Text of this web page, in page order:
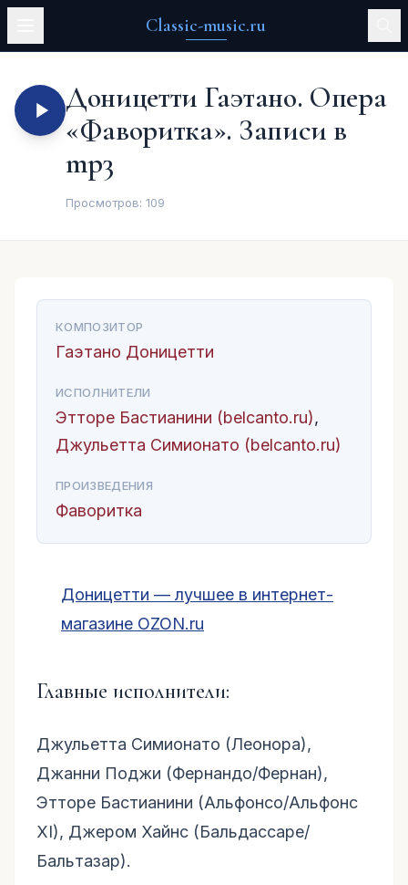
Classic-music.ru
Доницетти Гаэтано. Опера
«Фаворитка». Записи в
mp3
Просмотров: 109
КОМПОЗИТОР
Гаэтано Доницетти
ИСПОЛНИТЕЛИ
Этторе Бастианини (belcanto.ru),
Джульетта Симионато (belcanto.ru)
ПРОИЗВЕДЕНИЯ
Фаворитка
Доницетти — лучшее в интернет-
магазине OZON.ru
Главные исполнители:
Джульетта Симионато (Леонора),
Джанни Поджи (Фернандо/Фернан),
Этторе Бастианини (Альфонсо/Альфонс
XI), Джером Хайнс (Бальдассаре/
Бальтазар).